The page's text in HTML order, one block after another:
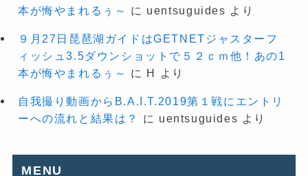
本が悔やまれるぅ～
に uentsuguides より
９月27日琵琶湖ガイドはGETNETジャスターフ
ィッシュ3.5ダウンショットで５２ｃｍ他！あの1
本が悔やまれるぅ～
に H より
自我撮り動画からB.A.I.T.2019第１戦にエントリ
ーへの流れと結果は？
に uentsuguides より
MENU